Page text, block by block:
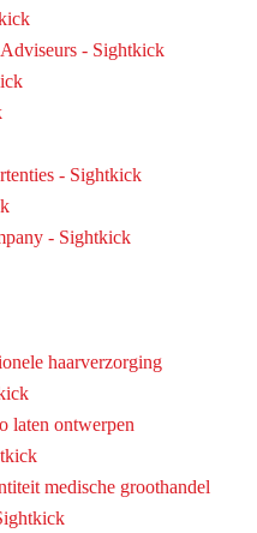
- Sightkick
- Sightkick
- Sightkick
haarverzorging
laten ontwerpen
medische groothandel